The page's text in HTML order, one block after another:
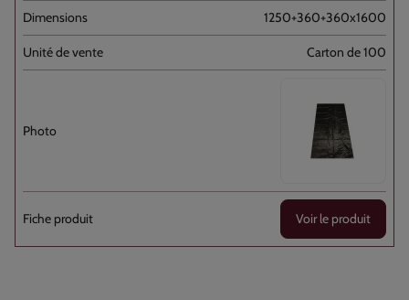
1250+360+360x1600
Carton de 100
Voir le produit